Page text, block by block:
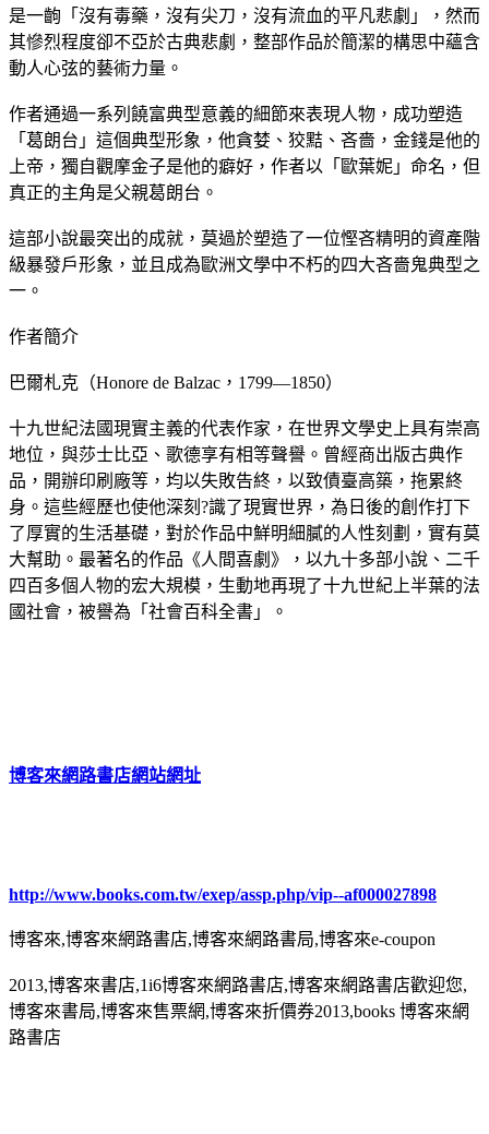
是一齣「沒有毒藥，沒有尖刀，沒有流血的平凡悲劇」，然而
其慘烈程度卻不亞於古典悲劇，整部作品於簡潔的構思中蘊含
動人心弦的藝術力量。
作者通過一系列饒富典型意義的細節來表現人物，成功塑造
「葛朗台」這個典型形象，他貪婪、狡黠、吝嗇，金錢是他的
上帝，獨自觀摩金子是他的癖好，作者以「歐葉妮」命名，但
真正的主角是父親葛朗台。
這部小說最突出的成就，莫過於塑造了一位慳吝精明的資產階
級暴發戶形象，並且成為歐洲文學中不朽的四大吝嗇鬼典型之
一。
作者簡介
巴爾札克（Honore de Balzac，1799—1850）
十九世紀法國現實主義的代表作家，在世界文學史上具有崇高
地位，與莎士比亞、歌德享有相等聲譽。曾經商出版古典作
品，開辦印刷廠等，均以失敗告終，以致債臺高築，拖累終
身。這些經歷也使他深刻?識了現實世界，為日後的創作打下
了厚實的生活基礎，對於作品中鮮明細膩的人性刻劃，實有莫
大幫助。最著名的作品《人間喜劇》，以九十多部小說、二千
四百多個人物的宏大規模，生動地再現了十九世紀上半葉的法
國社會，被譽為「社會百科全書」。
博客來網路書店網站網址
http://www.books.com.tw/exep/assp.php/vip--af000027898
博客來,博客來網路書店,博客來網路書局,博客來e-coupon
2013,博客來書店,1i6博客來網路書店,博客來網路書店歡迎您,
博客來書局,博客來售票網,博客來折價券2013,books 博客來網
路書店